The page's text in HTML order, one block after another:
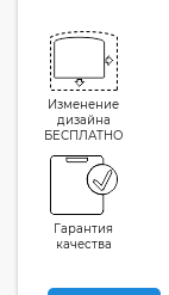
Изменение
дизайна
БЕСПЛАТНО
Гарантия
качества